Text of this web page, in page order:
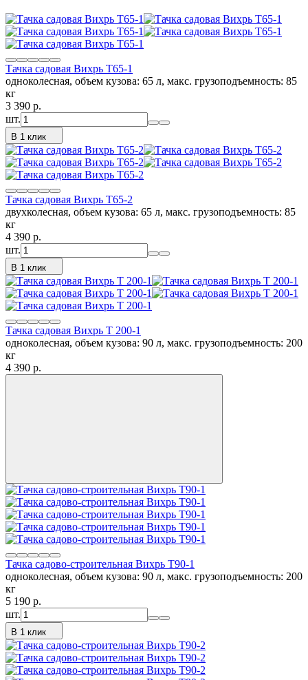
Тачка садовая Вихрь Т65-1
одноколесная, объем кузова: 65 л, макс. грузоподъемность: 85
кг
3 390 p.
шт.
В 1 клик
Тачка садовая Вихрь Т65-2
двухколесная, объем кузова: 65 л, макс. грузоподъемность: 85
кг
4 390 p.
шт.
В 1 клик
Тачка садовая Вихрь Т 200-1
одноколесная, объем кузова: 90 л, макс. грузоподъемность: 200
кг
4 390 p.
Тачка садово-строительная Вихрь Т90-1
одноколесная, объем кузова: 90 л, макс. грузоподъемность: 200
кг
5 190 p.
шт.
В 1 клик